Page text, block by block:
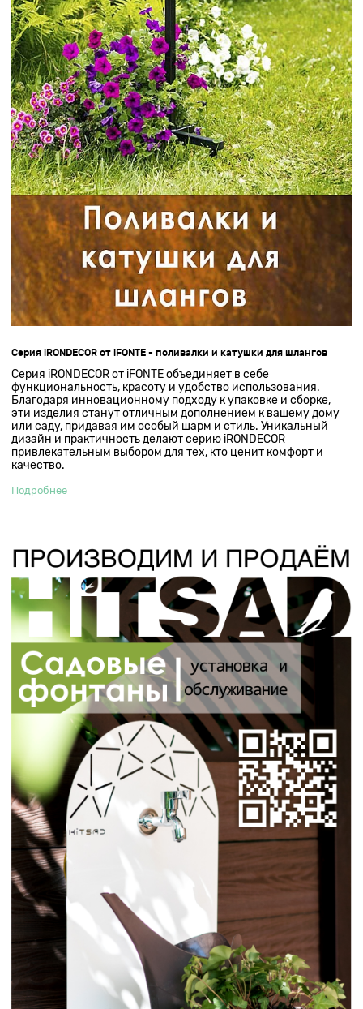
Серия iRONDECOR от iFONTE - поливалки и катушки для шлангов
Серия iRONDECOR от iFONTE объединяет в себе
функциональность, красоту и удобство использования.
Благодаря инновационному подходу к упаковке и сборке,
эти изделия станут отличным дополнением к вашему дому
или саду, придавая им особый шарм и стиль. Уникальный
дизайн и практичность делают серию iRONDECOR
привлекательным выбором для тех, кто ценит комфорт и
качество.
Подробнее